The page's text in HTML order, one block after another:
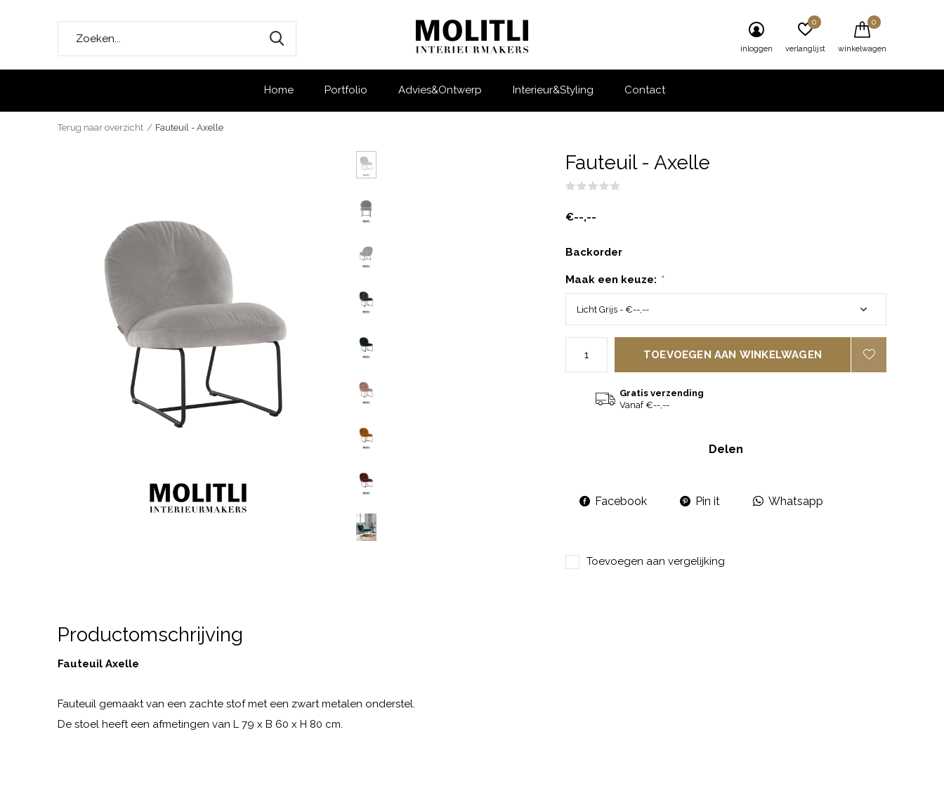
Home Portfolio Advies&Ontwerp Interieur&Styling Contact
inloggen verlanglijst
0
winkelwagen
0
Terug naar overzicht Fauteuil - Axelle
Fauteuil - Axelle
€--,--
Backorder
Maak een keuze: *
TOEVOEGEN AAN WINKELWAGEN
Gratis verzending
Vanaf €--,--
Delen
Facebook Pin it Whatsapp
Toevoegen aan vergelijking
Productomschrijving
Fauteuil Axelle
Fauteuil gemaakt van een zachte stof met een zwart metalen onderstel.
De stoel heeft een afmetingen van L 79 x B 60 x H 80 cm.